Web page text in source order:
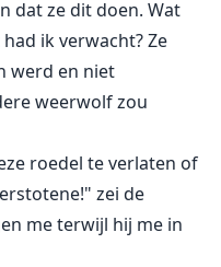
dat ze dit doen. Wat
ik verwacht? Ze
werd en niet
weerwolf zou
roedel te verlaten of
zei de
me terwijl hij me in